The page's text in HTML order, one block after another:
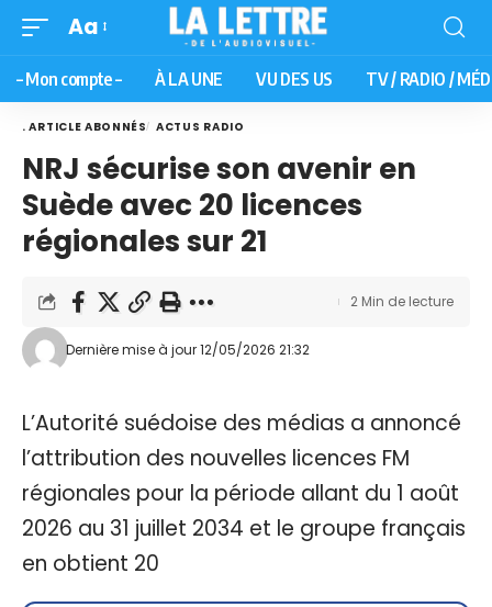
Aa
– Mon compte – À LA UNE VU DES US TV / RADIO /
. ARTICLE ABONNÉS ACTUS RADIO
NRJ sécurise son avenir en
Suède avec 20 licences
régionales sur 21
Dernière mise à jour 12/05/2026 21:32
2 Min de lecture
L’Autorité suédoise des médias a annoncé
l’attribution des nouvelles licences FM
régionales pour la période allant du 1 août
2026 au 31 juillet 2034 et le groupe français
en obtient 20